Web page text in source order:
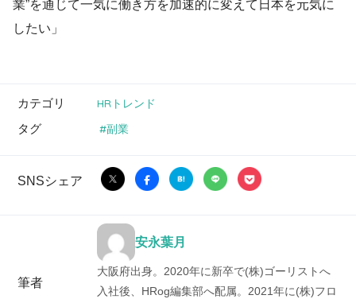
業”を通じて一気に働き方を加速的に変えて日本を元気に
したい」
カテゴリ HRトレンド
タグ 副業
SNSシェア
筆者
安永葉月
大阪府出身。2020年に新卒で(株)ゴーリストへ
入社後、HRog編集部へ配属。2021年に(株)フロ